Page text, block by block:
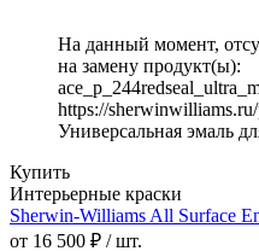
На данный момент,
на замену продукт(ы):
https://
Универсальная эмаль
Купить
Интерьерные краски
Sherwin-Williams All Surface
от 16 500 ₽ / шт.